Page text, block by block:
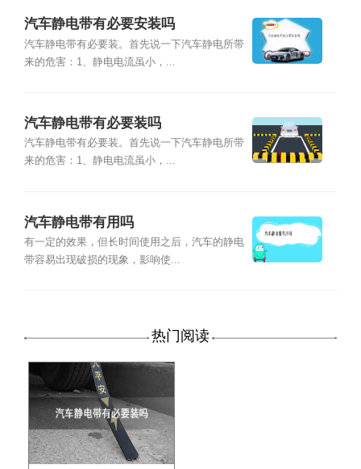
汽车静电带有必要安装吗
汽车静电带有必要装。首先说一下汽车静电所带
来的危害：1、静电电流虽小，...
汽车静电带有必要装吗
汽车静电带有必要装。首先说一下汽车静电所带
来的危害：1、静电电流虽小，...
汽车静电带有用吗
有一定的效果，但长时间使用之后，汽车的静电
带容易出现破损的现象，影响使...
热门阅读